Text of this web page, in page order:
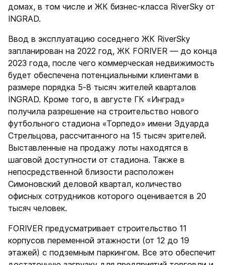
домах, в том числе и ЖК бизнес-класса RiverSky от
INGRAD.
Ввод в эксплуатацию соседнего ЖК RiverSky
запланирован на 2022 год, ЖК FORIVER — до конца
2023 года, после чего коммерческая недвижимость
будет обеспечена потенциальными клиентами в
размере порядка 5-8 тысяч жителей кварталов
INGRAD. Кроме того, в августе ГК «Инград»
получила разрешение на строительство нового
футбольного стадиона «Торпедо» имени Эдуарда
Стрельцова, рассчитанного на 15 тысяч зрителей.
Выставленные на продажу лоты находятся в
шаговой доступности от стадиона. Также в
непосредственной близости расположен
Симоновский деловой квартал, количество
офисных сотрудников которого оценивается в 20
тысяч человек.
FORIVER предусматривает строительство 11
корпусов переменной этажности (от 12 до 19
этажей) с подземным паркингом. Все это обеспечит